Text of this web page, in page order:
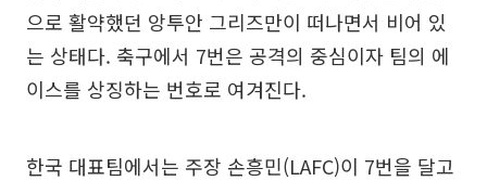
으로 활약했던 앙투안 그리즈만이 떠나면서 비어 있
는 상태다. 축구에서 7번은 공격의 중심이자 팀의 에
이스를 상징하는 번호로 여겨진다.
한국 대표팀에서는 주장 손흥민(LAFC)이 7번을 달고